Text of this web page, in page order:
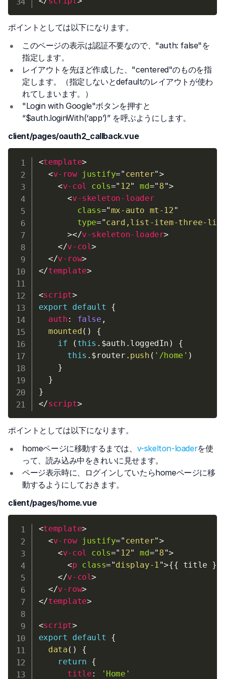
ポイントとしては以下になります。
このページの表示は認証不要なので、"auth: false"を
指定します。
レイアウトを先ほど作成した、"centered"のものを指
定します。（指定しないとdefaultのレイアウトが使わ
れてしまいます。）
"Login with Google"ボタンを押すと
“$auth.loginWith(‘app’)” を呼ぶようにします。
client/pages/oauth2_callback.vue
<template>
<v-row justify=" center">
<v-col cols=" 12" md=" 8">
<v-skeleton-loader
class="mx-auto mt-12"
type="card,list-item-three-
></v-skeleton-loader>
</v-col>
</v-row>
</template>
<script>
export
default
{
auth: false ,
mounted( )
{
if
( this . $auth . loggedIn )
{
this . $router . push ( '/home' )
}
}
}
</script>
ポイントとしては以下になります。
homeページに移動するまでは、 v-skelton-loaderを使
って、読み込み中をきれいに見せます。
ページ表示時に、ログインしていたらhomeページに移
動するようにしておきます。
client/pages/home.vue
<template>
<v-row justify=" center">
<v-col cols=" 12" md=" 8">
<p class="display-1 ">{{ title }}
</v-col>
</v-row>
</template>
<script>
export
default
{
data( )
{
return {
title:
'Home'